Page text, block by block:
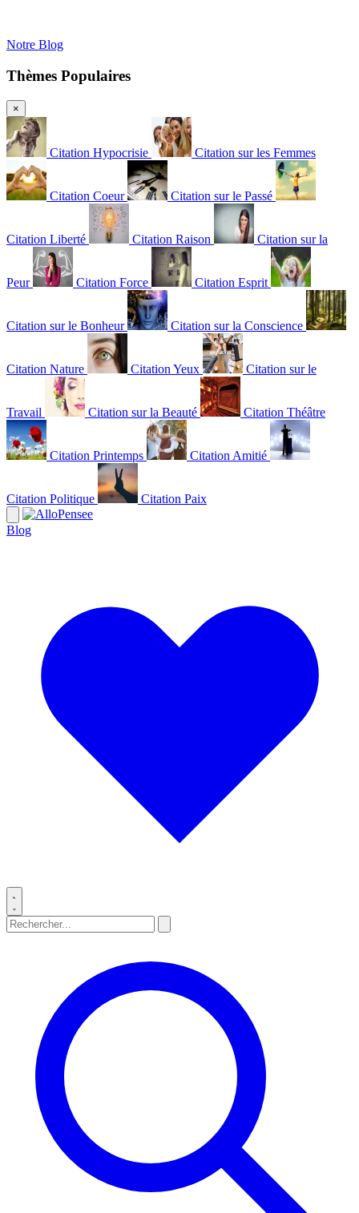
Notre Blog
Thèmes Populaires
×
Citation Hypocrisie Citation sur les Femmes
Citation Coeur Citation sur le Passé
Citation Liberté Citation Raison Citation sur la
Peur Citation Force Citation Esprit
Citation sur le Bonheur Citation sur la Conscience
Citation Nature Citation Yeux Citation sur le
Travail Citation sur la Beauté Citation Théâtre
Citation Printemps Citation Amitié
Citation Politique Citation Paix
Blog